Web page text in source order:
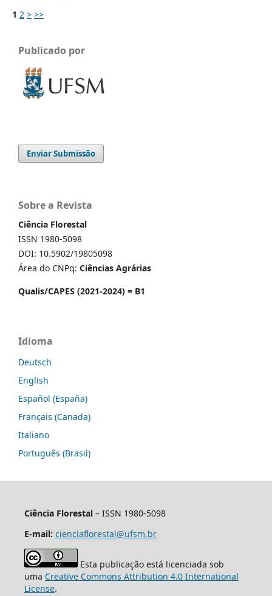
1 2 > >>
Publicado por
Enviar Submissão
Sobre a Revista
Ciência Florestal
ISSN 1980-5098
DOI: 10.5902/19805098
Área do CNPq: Ciências Agrárias
Qualis/CAPES (2021-2024) = B1
Idioma
Deutsch
English
Español (España)
Français (Canada)
Italiano
Português (Brasil)
Ciência Florestal– ISSN 1980-5098
E-mail: cienciaflorestal@ufsm.br
Esta publicação está licenciada sob
uma Creative Commons Attribution 4.0 International
License.